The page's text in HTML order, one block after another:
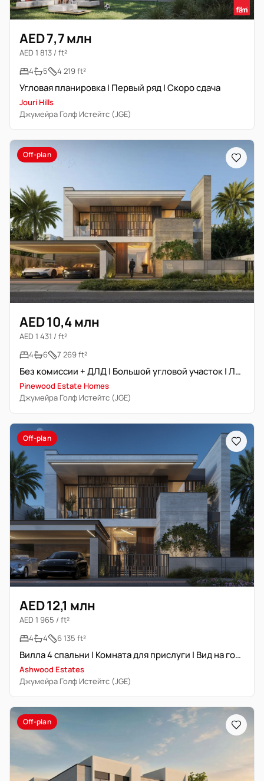
AED 7,7 млн
AED 1 813 / ft²
4
5 4 219 ft²
Угловая планировка | Первый ряд | Скоро сдача
Jouri Hills
Джумейра Голф Истейтс (JGE)
Off-plan
AED 10,4 млн
AED 1 431 / ft²
4
6 7 269 ft²
Без комиссии + ДЛД | Большой угловой участок | Лифт + Бассейн
Pinewood Estate Homes
Джумейра Голф Истейтс (JGE)
Off-plan
AED 12,1 млн
AED 1 965 / ft²
4
4 6 135 ft²
Вилла 4 спальни | Комната для прислуги | Вид на гольф-поле
Ashwood Estates
Джумейра Голф Истейтс (JGE)
Off-plan